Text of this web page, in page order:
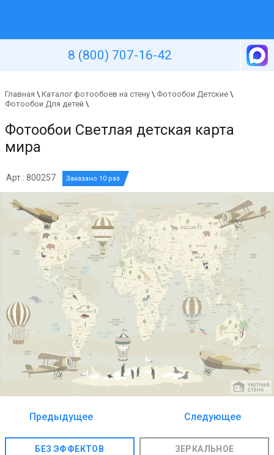
8 (800) 707-16-42
Главная \ Каталог фотообоев на стену \ Фотообои Детские \
Фотообои Для детей \
Фотообои Светлая детская карта
мира
Арт.: 800257 Заказано 10 раз
Предыдущее
Следующее
БЕЗ ЭФФЕКТОВ ЗЕРКАЛЬНОЕ